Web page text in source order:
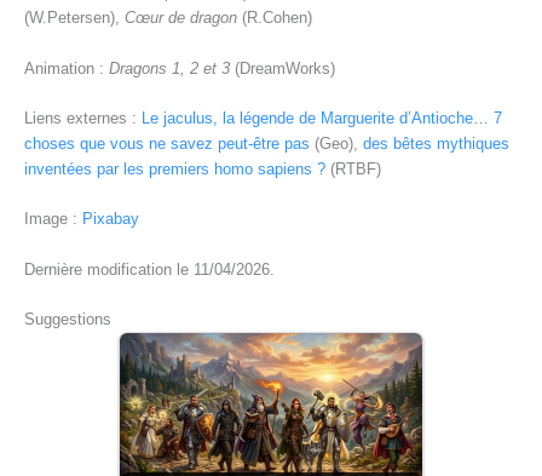
(W.Petersen), Cœur de dragon (R.Cohen)
Animation : Dragons 1, 2 et 3 (DreamWorks)
Liens externes :
Le jaculus, la légende de Marguerite d’Antioche… 7
choses que vous ne savez peut-être pas (Geo), des bêtes mythiques
inventées par les premiers homo sapiens ? (RTBF)
Image : Pixabay
Dernière modification le 11/04/2026.
Suggestions